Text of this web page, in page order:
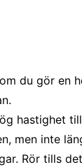
du gör en
hastighet
men inte
Rör tills